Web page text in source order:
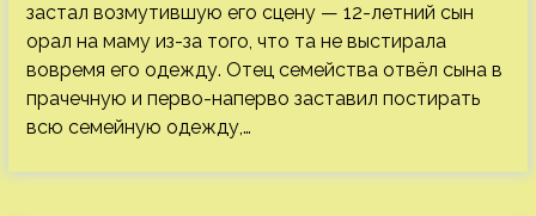
застал возмутившую его сцену — 12-летний сын
орал на маму из-за того, что та не выстирала
вовремя его одежду. Отец семейства отвёл сына в
прачечную и перво-наперво заставил постирать
всю семейную одежду,…